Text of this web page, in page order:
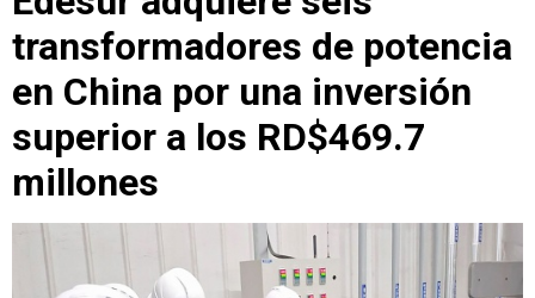
transformadores de potencia
en China por una inversión
superior a los RD$469.7
millones